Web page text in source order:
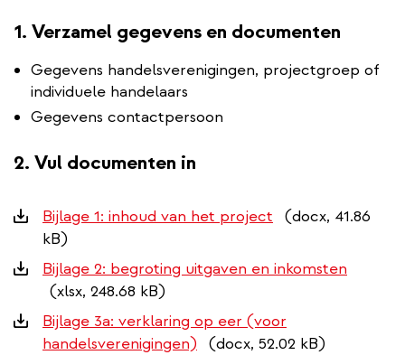
1. Verzamel gegevens en documenten
Gegevens handelsverenigingen, projectgroep of
individuele handelaars
Gegevens contactpersoon
2. Vul documenten in
Downloads
Bijlage 1: inhoud van het project
(docx, 41.86
kB)
Bijlage 2: begroting uitgaven en inkomsten
(xlsx, 248.68 kB)
Bijlage 3a: verklaring op eer (voor
handelsverenigingen)
(docx, 52.02 kB)